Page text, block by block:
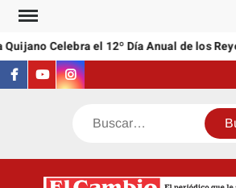
Saltar
contenidoCelebra el 12º Día Anual de los
Facebook
YoutubeInstagram
Buscar